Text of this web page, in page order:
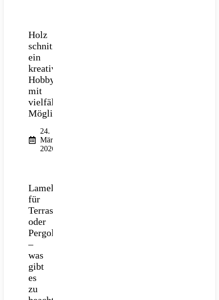
Holz
schnitzen:
ein
kreatives
Hobby
mit
vielfältigen
Möglichkeiten
24.
März
2026
Lamellendach
für
Terrasse
oder
Pergola
–
was
gibt
es
zu